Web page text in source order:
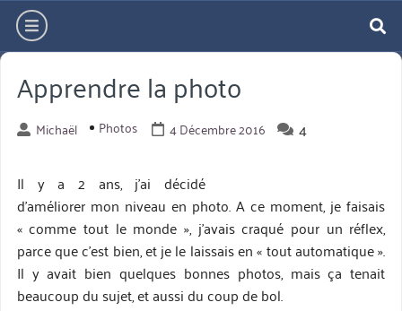
Aller
directement
au
contenu
hamburger
Apprendre la photo
Michaël Photos 4 Décembre 2016 4
Il y a 2 ans, j’ai décidé
d’améliorer mon niveau en photo. A ce moment, je faisais
« comme tout le monde », j’avais craqué pour un réflex,
parce que c’est bien, et je le laissais en « tout automatique ».
Il y avait bien quelques bonnes photos, mais ça tenait
beaucoup du sujet, et aussi du coup de bol.